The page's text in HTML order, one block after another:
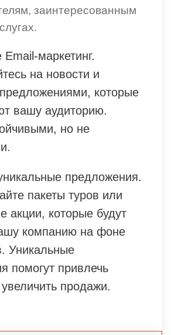
заинтересованным
маркетинг.
на новости и
которые
вашу аудиторию.
но не
предложения.
пакеты туров или
акции, которые будут
компанию на фоне
Уникальные
помогут привлечь
продажи.